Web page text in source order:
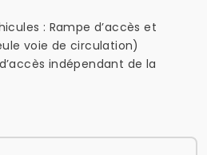
: Rampe d’accès et
voie de circulation)
indépendant de la